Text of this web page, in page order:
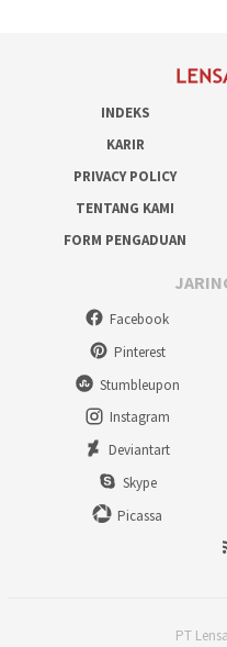
INDEKS
KARIR
PRIVACY POLICY
TENTANG KAMI
FORM PENGADUAN
Facebook
Pinterest
Stumbleupon
Instagram
Deviantart
Skype
Picassa
PT